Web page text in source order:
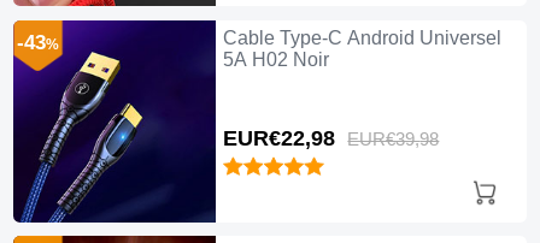
Cable Type-C Android Universel
5A H02 Noir
EUR€22,98 EUR€39,98
-43%